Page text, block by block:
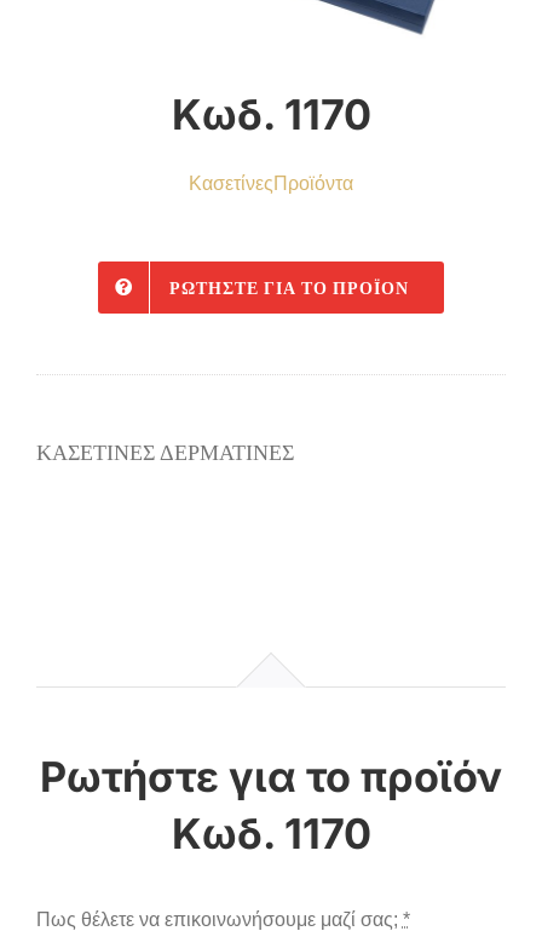
Κωδ. 1170
ΚασετίνεςΠροϊόντα
ΡΩΤΉΣΤΕ ΓΙΑ ΤΟ ΠΡΟΪΌΝ
ΚΑΣΕΤΙΝΕΣ ΔΕΡΜΑΤΙΝΕΣ
Κωδ. 1170
Πως θέλετε να επικοινωνήσουμε μαζί σας; *